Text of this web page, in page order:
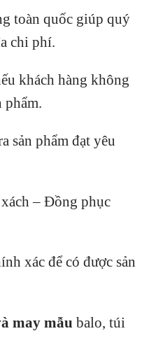
toàn quốc giúp quý
chi phí.
khách hàng không
phẩm.
sản phẩm đạt yêu
– Đồng phục
xác để có được sản
may mẫu balo, túi